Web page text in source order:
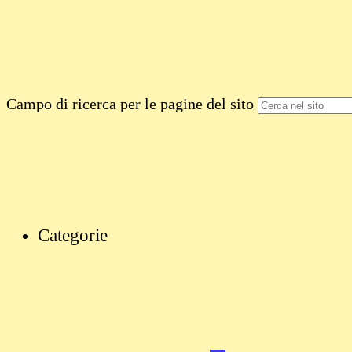
Campo di ricerca per le pagine del sito
Categorie